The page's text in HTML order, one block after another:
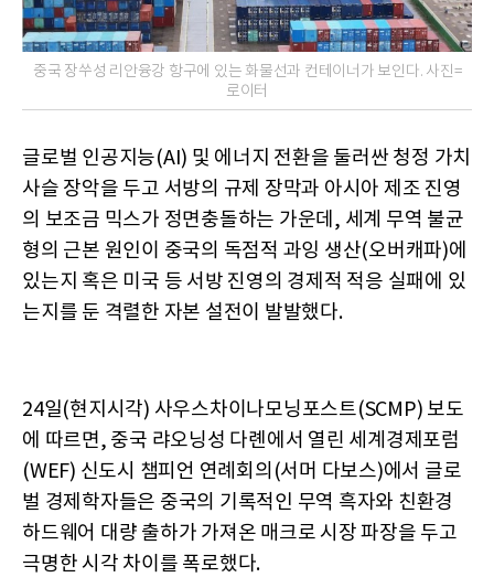
중국 장쑤성 리안융강 항구에 있는 화물선과 컨테이너가 보인다. 사진=
로이터
글로벌 인공지능(AI) 및 에너지 전환을 둘러싼 청정 가치
사슬 장악을 두고 서방의 규제 장막과 아시아 제조 진영
의 보조금 믹스가 정면충돌하는 가운데, 세계 무역 불균
형의 근본 원인이 중국의 독점적 과잉 생산(오버캐파)에
있는지 혹은 미국 등 서방 진영의 경제적 적응 실패에 있
는지를 둔 격렬한 자본 설전이 발발했다.
24일(현지시각) 사우스차이나모닝포스트(SCMP) 보도
에 따르면, 중국 랴오닝성 다롄에서 열린 세계경제포럼
(WEF) 신도시 챔피언 연례회의(서머 다보스)에서 글로
벌 경제학자들은 중국의 기록적인 무역 흑자와 친환경
하드웨어 대량 출하가 가져온 매크로 시장 파장을 두고
극명한 시각 차이를 폭로했다.